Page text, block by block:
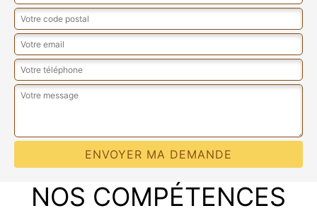
NOS COMPÉTENCES